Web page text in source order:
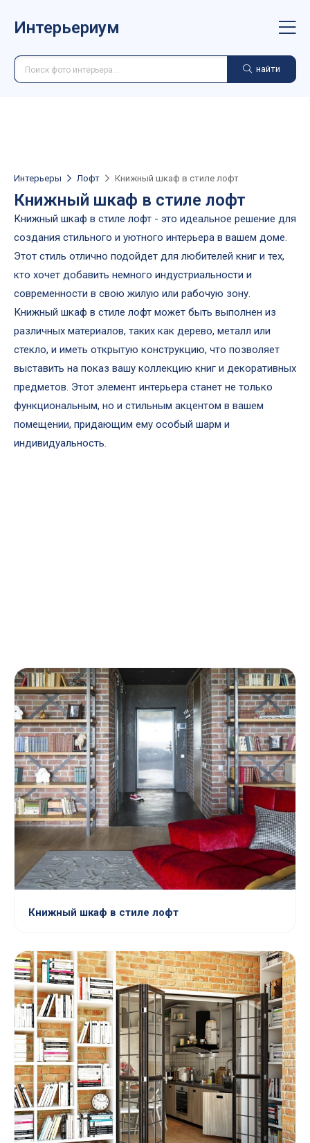
Интерьериум
найти
Интерьеры Лофт Книжный шкаф в стиле лофт
Книжный шкаф в стиле лофт
Книжный шкаф в стиле лофт - это идеальное решение для
создания стильного и уютного интерьера в вашем доме.
Этот стиль отлично подойдет для любителей книг и тех,
кто хочет добавить немного индустриальности и
современности в свою жилую или рабочую зону.
Книжный шкаф в стиле лофт может быть выполнен из
различных материалов, таких как дерево, металл или
стекло, и иметь открытую конструкцию, что позволяет
выставить на показ вашу коллекцию книг и декоративных
предметов. Этот элемент интерьера станет не только
функциональным, но и стильным акцентом в вашем
помещении, придающим ему особый шарм и
индивидуальность.
Книжный шкаф в стиле лофт